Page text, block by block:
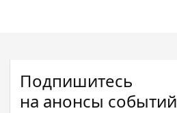
Подпишитесь
на анонсы событий